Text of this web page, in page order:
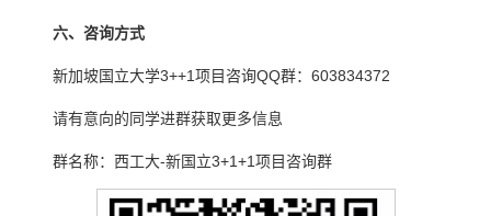
六、 咨询方式
新加坡国立大学3++1项目咨询QQ群：603834372
请有意向的同学进群获取更多信息
群名称：西工大-新国立3+1+1项目咨询群